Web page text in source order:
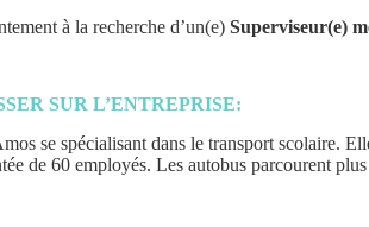
à la recherche d’un(e) Superviseur(e)
SUR L’ENTREPRISE:
se spécialisant dans le transport scolaire.
de 60 employés. Les autobus parcourent